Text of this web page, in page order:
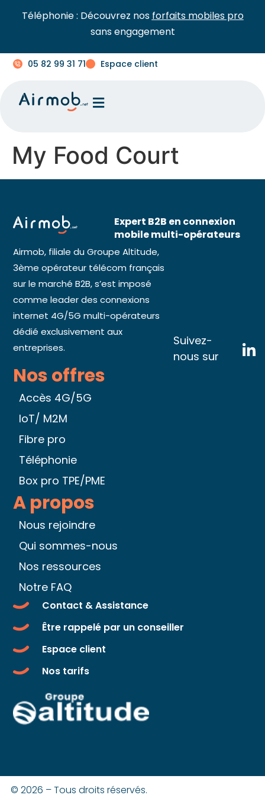
Téléphonie : Découvrez nos forfaits mobiles pro
sans engagement
05 82 99 31 71 Espace client
My Food Court
Expert B2B en connexion
mobile multi-opérateurs
Airmob, filiale du Groupe Altitude,
3ème opérateur télécom français
sur le marché B2B, s’est imposé
comme leader des connexions
internet 4G/5G multi-opérateurs
dédié exclusivement aux
entreprises.
Suivez-
nous sur
A propos
Nous rejoindre
Qui sommes-nous
Nos ressources
Notre FAQ
Nos offres
Accès 4G/5G
IoT/ M2M
Fibre pro
Téléphonie
Box pro TPE/PME
Contact & Assistance
Être rappelé par un conseiller
Espace client
Nos tarifs
© 2026 – Tous droits réservés.